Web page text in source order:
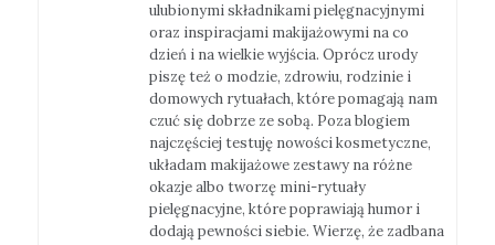
ulubionymi składnikami pielęgnacyjnymi
oraz inspiracjami makijażowymi na co
dzień i na wielkie wyjścia. Oprócz urody
piszę też o modzie, zdrowiu, rodzinie i
domowych rytuałach, które pomagają nam
czuć się dobrze ze sobą. Poza blogiem
najczęściej testuję nowości kosmetyczne,
układam makijażowe zestawy na różne
okazje albo tworzę mini-rytuały
pielęgnacyjne, które poprawiają humor i
dodają pewności siebie. Wierzę, że zadbana